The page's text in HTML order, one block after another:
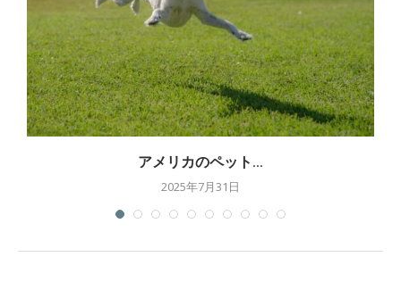
アメリカのペット...
2025年7月31日